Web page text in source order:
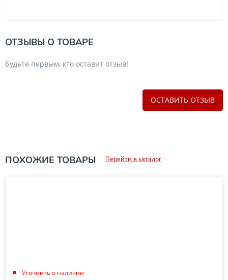
ОТЗЫВЫ О ТОВАРЕ
Будьте первым, кто оставит отзыв!
ОСТАВИТЬ ОТЗЫВ
ПОХОЖИЕ ТОВАРЫ Перейти в каталог
Уточнить о наличии